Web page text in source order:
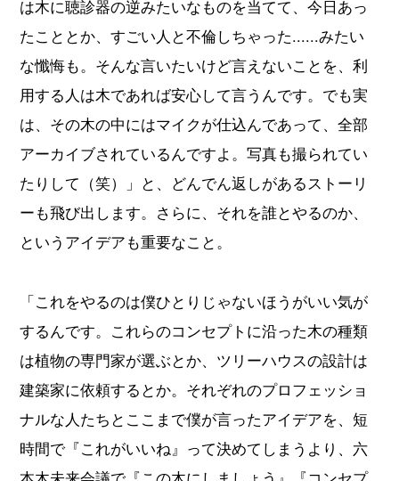
は木に聴診器の逆みたいなものを当てて、今日あっ
たこととか、すごい人と不倫しちゃった......みたい
な懺悔も。そんな言いたいけど言えないことを、利
用する人は木であれば安心して言うんです。でも実
は、その木の中にはマイクが仕込んであって、全部
アーカイブされているんですよ。写真も撮られてい
たりして（笑）」と、どんでん返しがあるストーリ
ーも飛び出します。さらに、それを誰とやるのか、
というアイデアも重要なこと。
「これをやるのは僕ひとりじゃないほうがいい気が
するんです。これらのコンセプトに沿った木の種類
は植物の専門家が選ぶとか、ツリーハウスの設計は
建築家に依頼するとか。それぞれのプロフェッショ
ナルな人たちとここまで僕が言ったアイデアを、短
時間で『これがいいね』って決めてしまうより、六